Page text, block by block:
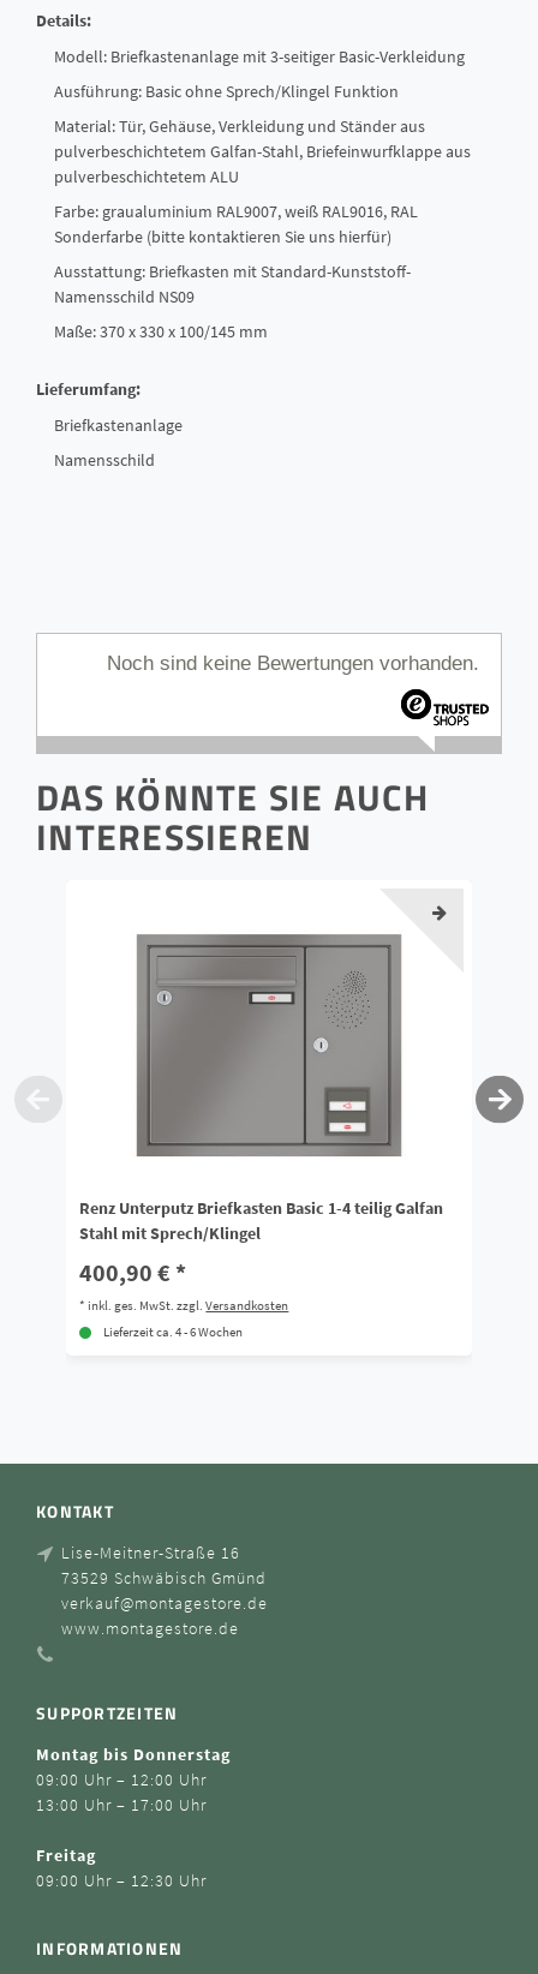
Details:
Modell: Briefkastenanlage mit 3-seitiger Basic-Verkleidung
Ausführung: Basic ohne Sprech/Klingel Funktion
Material: Tür, Gehäuse, Verkleidung und Ständer aus
pulverbeschichtetem Galfan-Stahl, Briefeinwurfklappe aus
pulverbeschichtetem ALU
Farbe: graualuminium RAL9007, weiß RAL9016, RAL
Sonderfarbe (bitte kontaktieren Sie uns hierfür)
Ausstattung: Briefkasten mit Standard-Kunststoff-
Namensschild NS09
Maße: 370 x 330 x 100/145 mm
Lieferumfang:
Briefkastenanlage
Namensschild
Noch sind keine Bewertungen vorhanden.
DAS KÖNNTE SIE AUCH
INTERESSIEREN
Renz Unterputz Briefkasten Basic 1-4 teilig Galfan
Stahl mit Sprech/Klingel
400,90 € *
*inkl. ges. MwSt. zzgl.Versandkosten
Lieferzeit ca. 4 - 6 Wochen
KONTAKT
Lise-Meitner-Straße 16
73529 Schwäbisch Gmünd
verkauf@montagestore.de
www.montagestore.de
SUPPORTZEITEN
Montag bis Donnerstag
09:00 Uhr – 12:00 Uhr
13:00 Uhr – 17:00 Uhr
Freitag
09:00 Uhr – 12:30 Uhr
INFORMATIONEN